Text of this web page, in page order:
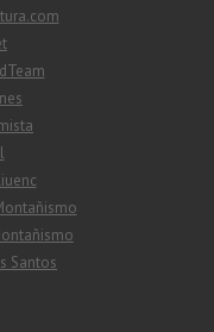
Santos